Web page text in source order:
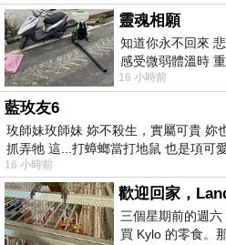
靈魂相願
知道你永不回來
感受微弱體溫時
此刻忍淚說別離 他
16 小時前
藍玫友6
玫師妹玫師妹 妳不殺生，實屬可貴 妳
抓弄牠 這...打蟑螂當打地鼠 也是項可
16 小時前
歡迎回家，
三個星期前的週
買 Kylo 的零食。